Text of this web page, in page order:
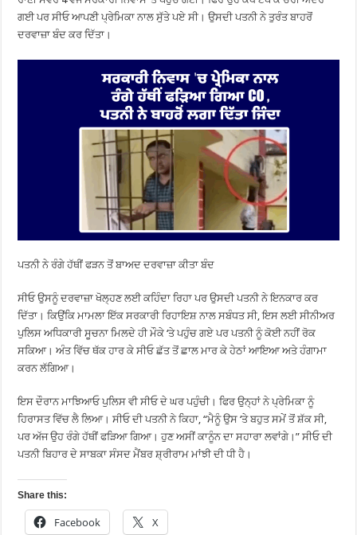
ਗਈ ਪਰ ਸੀਓ ਆਪਣੀ ਪ੍ਰੇਮਿਕਾ ਨਾਲ ਸੁੱਤੇ ਪਏ ਸੀ। ਉਸਦੀ ਪਤਨੀ ਨੇ ਤੁਰੰਤ ਬਾਹਰੋਂ
ਦਰਵਾਜ਼ਾ ਬੰਦ ਕਰ ਦਿੱਤਾ।
ਪਤਨੀ ਨੇ ਰੰਗੇ ਹੱਥੀਂ ਫੜਨ ਤੋਂ ਬਾਅਦ ਦਰਵਾਜ਼ਾ ਕੀਤਾ ਬੰਦ
ਸੀਓ ਉਸਨੂੰ ਦਰਵਾਜ਼ਾ ਖੋਲ੍ਹਣ ਲਈ ਕਹਿੰਦਾ ਰਿਹਾ ਪਰ ਉਸਦੀ ਪਤਨੀ ਨੇ ਇਨਕਾਰ ਕਰ
ਦਿੱਤਾ। ਕਿਉਂਕਿ ਮਾਮਲਾ ਇੱਕ ਸਰਕਾਰੀ ਰਿਹਾਇਸ਼ ਨਾਲ ਸਬੰਧਤ ਸੀ, ਇਸ ਲਈ ਸੀਨੀਅਰ
ਪੁਲਿਸ ਅਧਿਕਾਰੀ ਸੂਚਨਾ ਮਿਲਦੇ ਹੀ ਮੌਕੇ ‘ਤੇ ਪਹੁੰਚ ਗਏ ਪਰ ਪਤਨੀ ਨੂੰ ਕੋਈ ਨਹੀਂ ਰੋਕ
ਸਕਿਆ। ਅੰਤ ਵਿੱਚ ਥੱਕ ਹਾਰ ਕੇ ਸੀਓ ਛੱਤ ਤੋਂ ਛਾਲ ਮਾਰ ਕੇ ਹੇਠਾਂ ਆਇਆ ਅਤੇ ਹੰਗਾਮਾ
ਕਰਨ ਲੱਗਿਆ।
ਇਸ ਦੌਰਾਨ ਮਾਝਿਆਓ ਪੁਲਿਸ ਵੀ ਸੀਓ ਦੇ ਘਰ ਪਹੁੰਚੀ। ਫਿਰ ਉਨ੍ਹਾਂ ਨੇ ਪ੍ਰੇਮਿਕਾ ਨੂੰ
ਹਿਰਾਸਤ ਵਿੱਚ ਲੈ ਲਿਆ। ਸੀਓ ਦੀ ਪਤਨੀ ਨੇ ਕਿਹਾ, “ਮੈਨੂੰ ਉਸ ‘ਤੇ ਬਹੁਤ ਸਮੇਂ ਤੋਂ ਸ਼ੱਕ ਸੀ,
ਪਰ ਅੱਜ ਉਹ ਰੰਗੇ ਹੱਥੀਂ ਫੜਿਆ ਗਿਆ। ਹੁਣ ਅਸੀਂ ਕਾਨੂੰਨ ਦਾ ਸਹਾਰਾ ਲਵਾਂਗੇ।” ਸੀਓ ਦੀ
ਪਤਨੀ ਬਿਹਾਰ ਦੇ ਸਾਬਕਾ ਸੰਸਦ ਮੈਂਬਰ ਸ਼੍ਰੀਰਾਮ ਮਾਂਝੀ ਦੀ ਧੀ ਹੈ।
Share this:
Facebook X